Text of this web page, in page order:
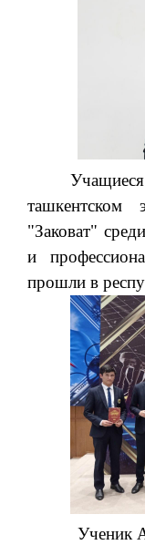
ташкентском
"Заковат"
и
прошли в
Ученик